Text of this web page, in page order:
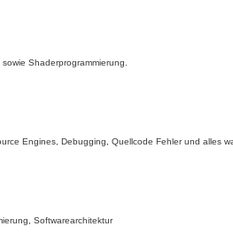
Shaderprogrammierung.
Engines, Debugging, Quellcode Fehler und alles
Softwarearchitektur